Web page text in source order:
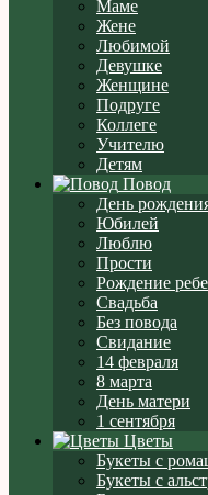
Маме
Жене
Любимой
Девушке
Женщине
Подруге
Коллеге
Учителю
Детям
Повод
День
Юбилей
Люблю
Прости
Рождение
Свадьба
Без повода
Свидание
14 февраля
8 марта
День матери
1 сентября
Цветы
Букеты с
Букеты с